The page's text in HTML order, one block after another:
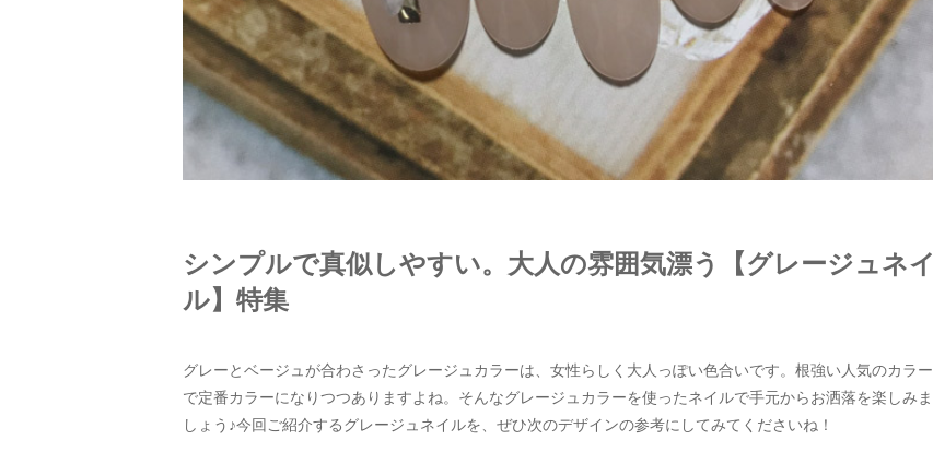
シンプルで真似しやすい。大人の雰囲気漂う【グレージュネイ
ル】特集
グレーとベージュが合わさったグレージュカラーは、女性らしく大人っぽい色合いです。根強い人気のカラー
で定番カラーになりつつありますよね。そんなグレージュカラーを使ったネイルで手元からお洒落を楽しみま
しょう♪今回ご紹介するグレージュネイルを、ぜひ次のデザインの参考にしてみてくださいね！